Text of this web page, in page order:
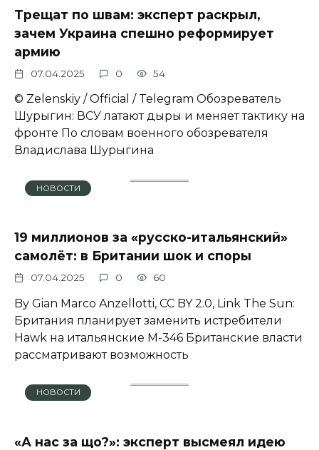
Трещат по швам: эксперт раскрыл,
зачем Украина спешно реформирует
армию
07.04.2025 0 54
© Zеlеnskiу / Оfficiаl / Telegram Обозреватель
Шурыгин: ВСУ латают дыры и меняет тактику на
фронте По словам военного обозревателя
Владислава Шурыгина
НОВОСТИ
19 миллионов за «русско-итальянский»
самолёт: в Британии шок и споры
07.04.2025 0 60
By Gian Marco Anzellotti, CC BY 2.0, Link The Sun:
Британия планирует заменить истребители
Hawk на итальянские M-346 Британские власти
рассматривают возможность
НОВОСТИ
«А нас за що?»: эксперт высмеял идею